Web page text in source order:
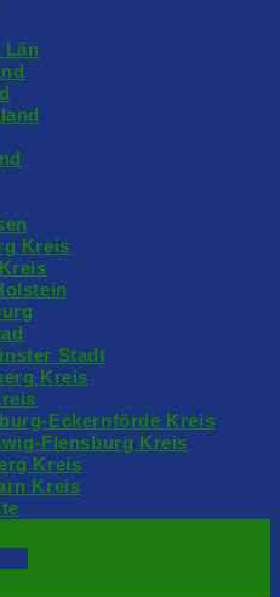
Län
Kreis
Stadt
Kreis
Eckernförde Kreis
Flensburg Kreis
Kreis
Kreis